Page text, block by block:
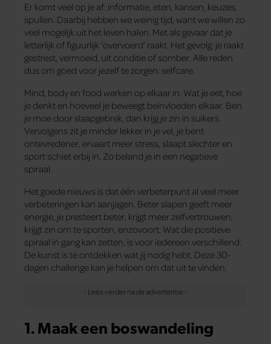
Er komt veel op je af: informatie, eten, kansen, keuzes,
spullen. Daarbij hebben we weinig tijd, want we willen zo
veel mogelijk uit het leven halen. Met als gevaar dat je
letterlijk of figuurlijk ‘overvoerd’ raakt. Het gevolg: je raakt
gestrest, vermoeid, uit conditie of somber. Alle reden
dus om goed voor jezelf te zorgen: selfcare.
Mind, body en food werken op elkaar in. Wat je eet, hoe
je denkt en hoeveel je beweegt beïnvloeden elkaar. Ben
je moe door slaapgebrek, dan krijg je zin in suikers.
Vervolgens zit je minder lekker in je vel, je bent
ontevredener, ervaart meer stress, slaapt slechter en
sport schiet erbij in. Zo beland je in een negatieve
spiraal.
Het goede nieuws is dat één verbeterpunt al veel meer
verbeteringen kan aanjagen. Beter slapen geeft meer
energie, je presteert beter, krijgt meer zelfvertrouwen,
krijgt zin om te sporten, enzovoort. Wat die positieve
spiraal in gang kan zetten, is voor iedereen verschillend.
De kunst is te ontdekken wat jij nodig hebt. Deze 30-
dagen challenge kan je helpen om dat uit te vinden.
1. Maak een boswandeling